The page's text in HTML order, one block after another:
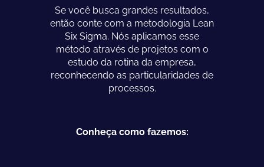
Se você busca grandes resultados,
então conte com a metodologia Lean
Six Sigma. Nós aplicamos esse
método através de projetos com o
estudo da rotina da empresa,
reconhecendo as particularidades de
processos.
Conheça como fazemos: